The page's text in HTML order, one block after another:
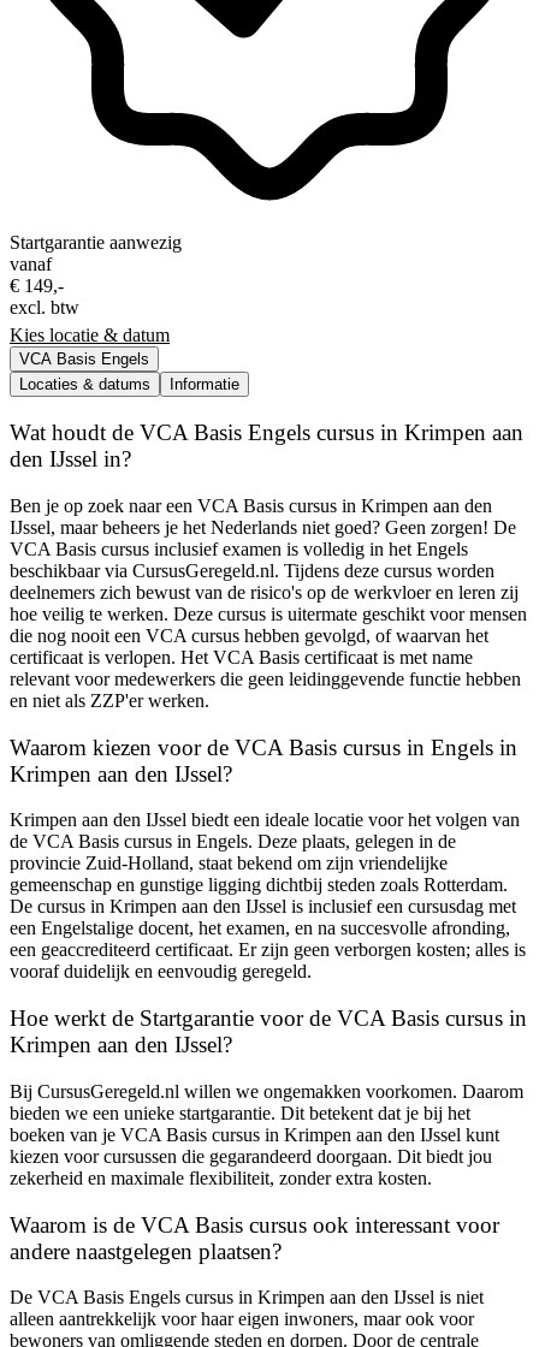
Startgarantie aanwezig
vanaf
€ 149,-
excl. btw
Kies locatie & datum
VCA Basis Engels
Locaties & datums
Informatie
Wat houdt de VCA Basis Engels cursus in Krimpen aan
den IJssel in?
Ben je op zoek naar een VCA Basis cursus in Krimpen aan den
IJssel, maar beheers je het Nederlands niet goed? Geen zorgen! De
VCA Basis cursus inclusief examen is volledig in het Engels
beschikbaar via CursusGeregeld.nl. Tijdens deze cursus worden
deelnemers zich bewust van de risico's op de werkvloer en leren zij
hoe veilig te werken. Deze cursus is uitermate geschikt voor mensen
die nog nooit een VCA cursus hebben gevolgd, of waarvan het
certificaat is verlopen. Het VCA Basis certificaat is met name
relevant voor medewerkers die geen leidinggevende functie hebben
en niet als ZZP'er werken.
Waarom kiezen voor de VCA Basis cursus in Engels in
Krimpen aan den IJssel?
Krimpen aan den IJssel biedt een ideale locatie voor het volgen van
de VCA Basis cursus in Engels. Deze plaats, gelegen in de
provincie Zuid-Holland, staat bekend om zijn vriendelijke
gemeenschap en gunstige ligging dichtbij steden zoals Rotterdam.
De cursus in Krimpen aan den IJssel is inclusief een cursusdag met
een Engelstalige docent, het examen, en na succesvolle afronding,
een geaccrediteerd certificaat. Er zijn geen verborgen kosten; alles is
vooraf duidelijk en eenvoudig geregeld.
Hoe werkt de Startgarantie voor de VCA Basis cursus in
Krimpen aan den IJssel?
Bij CursusGeregeld.nl willen we ongemakken voorkomen. Daarom
bieden we een unieke startgarantie. Dit betekent dat je bij het
boeken van je VCA Basis cursus in Krimpen aan den IJssel kunt
kiezen voor cursussen die gegarandeerd doorgaan. Dit biedt jou
zekerheid en maximale flexibiliteit, zonder extra kosten.
Waarom is de VCA Basis cursus ook interessant voor
andere naastgelegen plaatsen?
De VCA Basis Engels cursus in Krimpen aan den IJssel is niet
alleen aantrekkelijk voor haar eigen inwoners, maar ook voor
bewoners van omliggende steden en dorpen. Door de centrale